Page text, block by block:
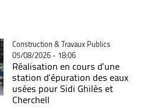
Catégorie
Construction & Travaux Publics
05/08/2026 - 18:06
Réalisation en cours d’une
station d’épuration des eaux
usées pour Sidi Ghilès et
Cherchell